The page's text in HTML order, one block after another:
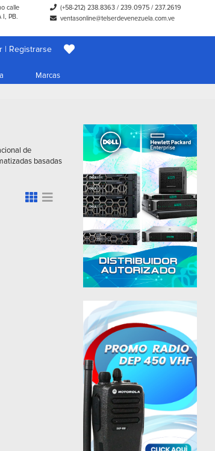
calle
I, PB.
(+58-212) 238.8363 /239.0975 /237.2619
ventasonline@telserdevenezuela.com.ve
| Registrarse
Marcas
de
basadas